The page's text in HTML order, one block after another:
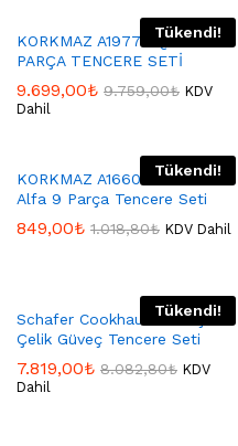
Tükendi!
KORKMAZ A1977 AQUA 7
PARÇA TENCERE SETİ
9.699,00₺ 9.759,00₺ KDV
Dahil
Tükendi!
KORKMAZ A1660 Korkmaz
Alfa 9 Parça Tencere Seti
849,00₺ 1.018,80₺ KDV Dahil
Tükendi!
Schafer Cookhaus 6 Parça
Çelik Güveç Tencere Seti
7.819,00₺ 8.082,80₺ KDV
Dahil